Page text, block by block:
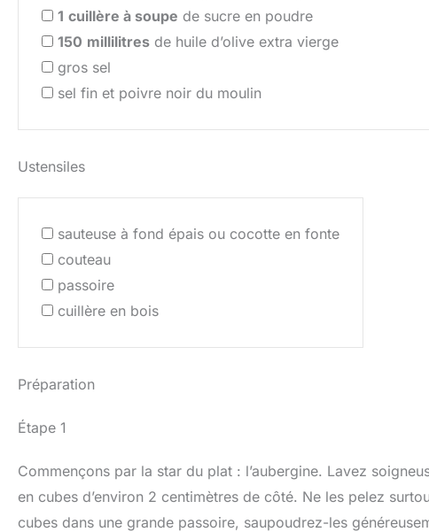
1 cuillère à soupe de sucre en poudre
150 millilitres de huile d’olive extra vierge
gros sel
sel fin et poivre noir du moulin
Ustensiles
sauteuse à fond épais ou cocotte en fonte
couteau
passoire
cuillère en bois
Préparation
Étape 1
Commençons par la star du plat : l’aubergine. Lavez
en cubes d’environ 2 centimètres de côté. Ne les pelez
cubes dans une grande passoire, saupoudrez-les